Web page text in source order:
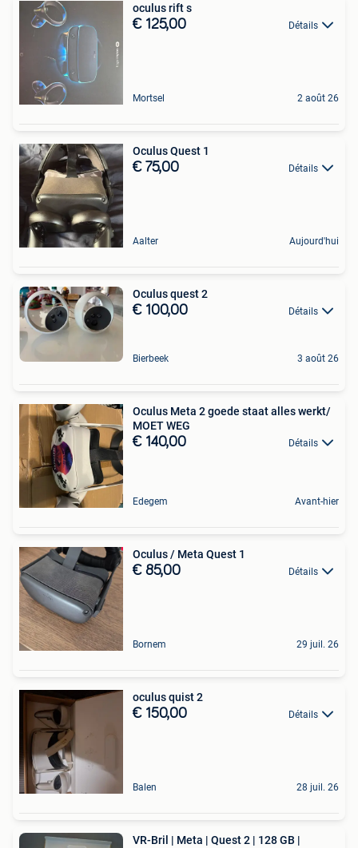
oculus rift s
€ 125,00 Détails
Mortsel 2 août 26
Oculus Quest 1
€ 75,00 Détails
Aalter Aujourd'hui
Oculus quest 2
€ 100,00 Détails
Bierbeek 3 août 26
Oculus Meta 2 goede staat alles werkt/
MOET WEG
€ 140,00 Détails
Edegem Avant-hier
Oculus / Meta Quest 1
€ 85,00 Détails
Bornem 29 juil. 26
oculus quist 2
€ 150,00 Détails
Balen 28 juil. 26
VR-Bril | Meta | Quest 2 | 128 GB |